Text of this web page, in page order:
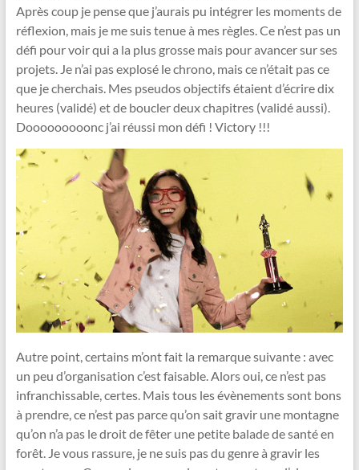
Après coup je pense que j’aurais pu intégrer les moments de
réflexion, mais je me suis tenue à mes règles. Ce n’est pas un
défi pour voir qui a la plus grosse mais pour avancer sur ses
projets. Je n’ai pas explosé le chrono, mais ce n’était pas ce
que je cherchais. Mes pseudos objectifs étaient d’écrire dix
heures (validé) et de boucler deux chapitres (validé aussi).
Dooooooooonc j’ai réussi mon défi ! Victory !!!
Autre point, certains m’ont fait la remarque suivante : avec
un peu d’organisation c’est faisable. Alors oui, ce n’est pas
infranchissable, certes. Mais tous les évènements sont bons
à prendre, ce n’est pas parce qu’on sait gravir une montagne
qu’on n’a pas le droit de fêter une petite balade de santé en
forêt. Je vous rassure, je ne suis pas du genre à gravir les